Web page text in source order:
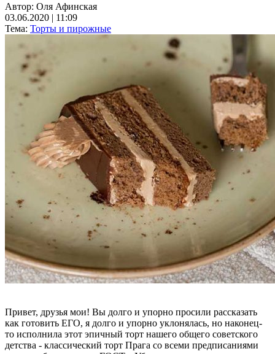
Автор: Оля Афинская
03.06.2020 | 11:09
Тема: Торты и пирожные
Привет, друзья мои! Вы долго и упорно просили рассказать
как готовить ЕГО, я долго и упорно уклонялась, но наконец-
то исполнила этот эпичный торт нашего общего советского
детства - классический торт Прага со всеми предписаниями